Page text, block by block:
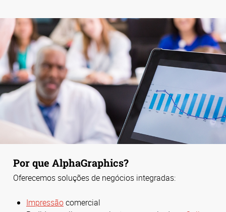
Por que AlphaGraphics?
Oferecemos soluções de negócios integradas:
Impressãocomercial